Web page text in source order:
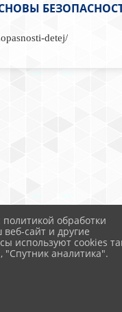
detej/
обработки
сайт и другие
используют cookies
"Спутник аналитика".